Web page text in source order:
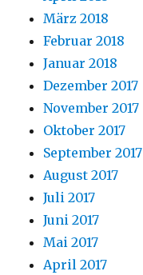
März 2018
Februar 2018
Januar 2018
Dezember 2017
November 2017
Oktober 2017
September 2017
August 2017
Juli 2017
Juni 2017
Mai 2017
April 2017